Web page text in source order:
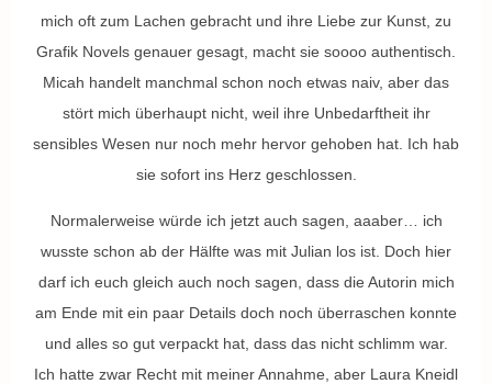
mich oft zum Lachen gebracht und ihre Liebe zur Kunst, zu
Grafik Novels genauer gesagt, macht sie soooo authentisch.
Micah handelt manchmal schon noch etwas naiv, aber das
stört mich überhaupt nicht, weil ihre Unbedarftheit ihr
sensibles Wesen nur noch mehr hervor gehoben hat. Ich hab
sie sofort ins Herz geschlossen.
Normalerweise würde ich jetzt auch sagen, aaaber… ich
wusste schon ab der Hälfte was mit Julian los ist. Doch hier
darf ich euch gleich auch noch sagen, dass die Autorin mich
am Ende mit ein paar Details doch noch überraschen konnte
und alles so gut verpackt hat, dass das nicht schlimm war.
Ich hatte zwar Recht mit meiner Annahme, aber Laura Kneidl